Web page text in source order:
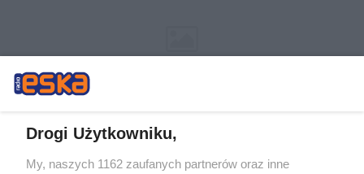
Drogi Użytkowniku,
My, naszych 1162 zaufanych partnerów oraz inne